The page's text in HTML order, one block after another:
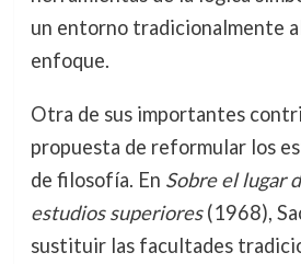
un entorno tradicionalmente
enfoque.
Otra de sus importantes
propuesta de reformular los
de filosofía. En Sobre el lugar
estudios superiores(1968),
sustituir las facultades